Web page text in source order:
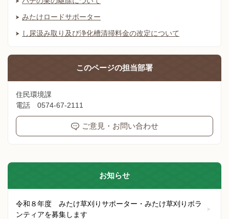
みたけロードサポーター
し尿汲み取り及び浄化槽清掃料金の改定について
このページの担当部署
住民環境課
電話 0574-67-2111
ご意見・お問い合わせ
お知らせ
令和８年度 みたけ草刈りサポーター・みたけ草刈りボラ
ンティアを募集します